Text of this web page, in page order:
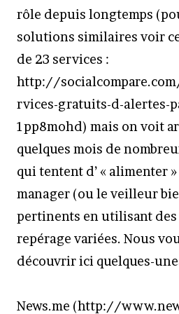
rôle depuis longtemps
solutions similaires voir
de 23 services :
http://
rvices-gratuits-d-alertes-
1pp8mohd) mais on voit
quelques mois de
qui tentent d’ « alimenter
manager (ou le veilleur
pertinents en utilisant des
repérage variées. Nous
découvrir ici quelques-
News.me (http://